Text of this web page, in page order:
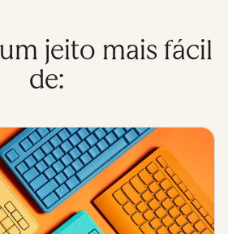
jeito mais fácil
de: